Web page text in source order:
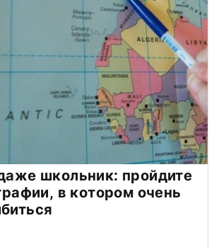
школьник: пройдите
в котором очень